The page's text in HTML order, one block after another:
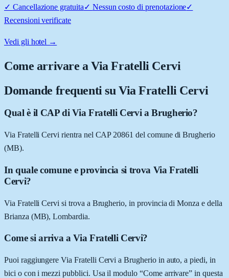
✓ Cancellazione gratuita✓ Nessun costo di prenotazione✓
Recensioni verificate
Vedi gli hotel →
Come arrivare aVia Fratelli Cervi
Domande frequenti su Via Fratelli Cervi
Qual è il CAP di Via Fratelli Cervi a Brugherio?
Via Fratelli Cervi rientra nel CAP 20861 del comune di Brugherio
(MB).
In quale comune e provincia si trova Via Fratelli
Cervi?
Via Fratelli Cervi si trova a Brugherio, in provincia di Monza e della
Brianza (MB), Lombardia.
Come si arriva a Via Fratelli Cervi?
Puoi raggiungere Via Fratelli Cervi a Brugherio in auto, a piedi, in
bici o con i mezzi pubblici. Usa il modulo “Come arrivare” in questa